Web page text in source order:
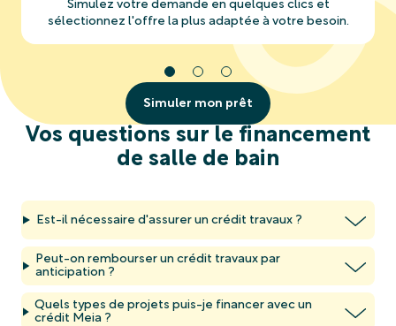
Simulez votre demande en quelques clics et
sélectionnez l'offre la plus adaptée à votre besoin.
Simuler mon prêt
Vos questions sur le financement
de salle de bain
Est-il nécessaire d'assurer un crédit travaux ?
Peut-on rembourser un crédit travaux par
anticipation ?
Quels types de projets puis-je financer avec un
crédit Meia ?